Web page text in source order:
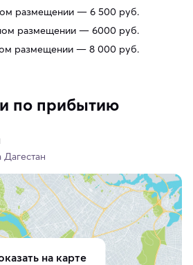
размещении — 6 500 руб.
размещении — 6000 руб.
размещении — 8 000 руб.
по прибытию
на карте